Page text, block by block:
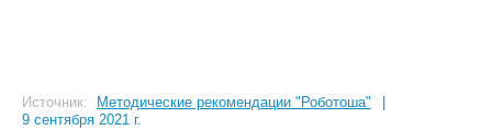
Источник: Методические рекомендации "Роботоша"
9 сентября 2021 г.